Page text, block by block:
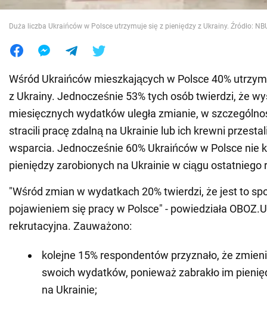
Jedzenie
Duża liczba Ukraińców w Polsce utrzymuje się z pieniędzy z Ukrainy. Źródło:
Wśród Ukraińców mieszkających w Polsce 40%
z Ukrainy. Jednocześnie 53% tych osób twierdzi, że
miesięcznych wydatków uległa zmianie, w
stracili pracę zdalną na Ukrainie lub ich krewni
wsparcia. Jednocześnie 60% Ukraińców w Polsce nie
pieniędzy zarobionych na Ukrainie w ciągu ostatniego
"Wśród zmian w wydatkach 20% twierdzi, że jest to
pojawieniem się pracy w Polsce" - powiedziała
rekrutacyjna. Zauważono:
kolejne 15% respondentów przyznało, że
swoich wydatków, ponieważ zabrakło im
na Ukrainie;